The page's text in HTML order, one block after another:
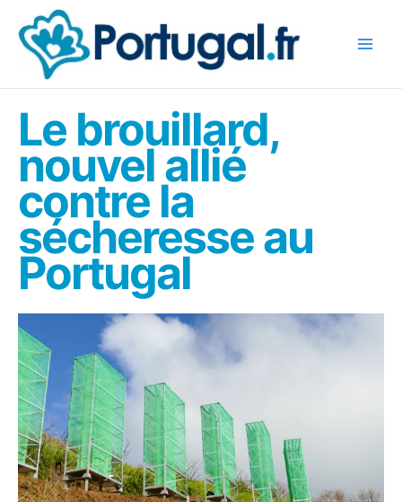
contenu
Le brouillard,
nouvel allié
contre la
sécheresse au
Portugal